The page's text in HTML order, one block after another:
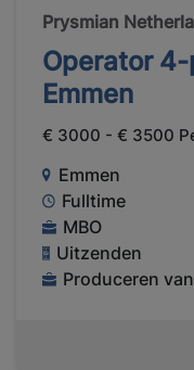
Prysmian
Operator
Emmen
€ 3000 - € 3500
Emmen
Fulltime
MBO
Uitzenden
Produceren